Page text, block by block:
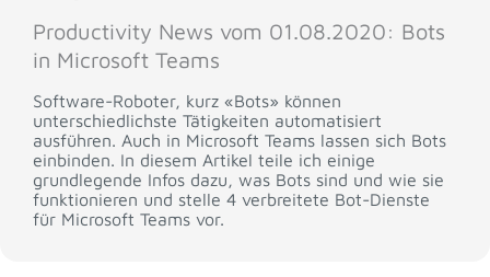
Productivity News vom 01.08.2020: Bots
in Microsoft Teams
Software-Roboter, kurz «Bots» können
unterschiedlichste Tätigkeiten automatisiert
ausführen. Auch in Microsoft Teams lassen sich Bots
einbinden. In diesem Artikel teile ich einige
grundlegende Infos dazu, was Bots sind und wie sie
funktionieren und stelle 4 verbreitete Bot-Dienste
für Microsoft Teams vor.